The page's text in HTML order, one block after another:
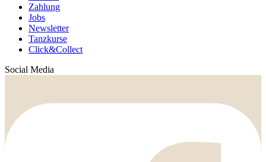
Zahlung
Jobs
Newsletter
Tanzkurse
Click&Collect
Social Media